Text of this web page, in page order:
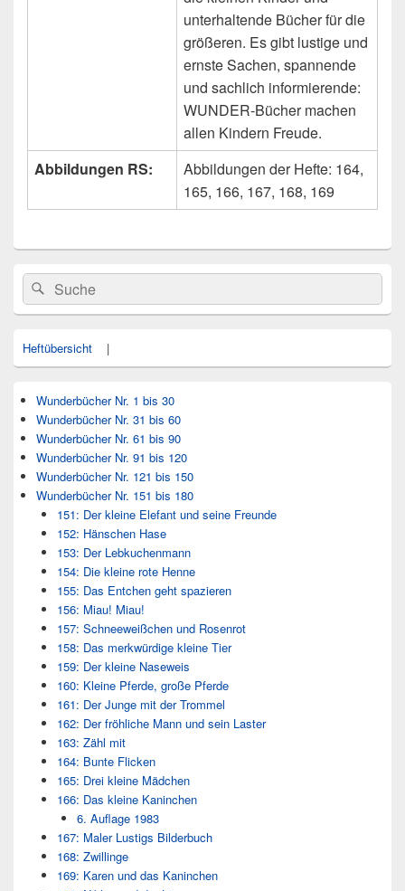
unterhaltende Bücher für die
größeren. Es gibt lustige und
ernste Sachen, spannende
und sachlich informierende:
WUNDER-Bücher machen
allen Kindern Freude.
Abbildungen RS:
Abbildungen der Hefte: 164,
165, 166, 167, 168, 169
Primärer
Seitenleisten
Widget-
Bereich
Search
for:
Suche
Heftübersicht |
Wunderbücher Nr. 1 bis 30
Wunderbücher Nr. 31 bis 60
Wunderbücher Nr. 61 bis 90
Wunderbücher Nr. 91 bis 120
Wunderbücher Nr. 121 bis 150
Wunderbücher Nr. 151 bis 180
151: Der kleine Elefant und seine Freunde
152: Hänschen Hase
153: Der Lebkuchenmann
154: Die kleine rote Henne
155: Das Entchen geht spazieren
156: Miau! Miau!
157: Schneeweißchen und Rosenrot
158: Das merkwürdige kleine Tier
159: Der kleine Naseweis
160: Kleine Pferde, große Pferde
161: Der Junge mit der Trommel
162: Der fröhliche Mann und sein Laster
163: Zähl mit
164: Bunte Flicken
165: Drei kleine Mädchen
166: Das kleine Kaninchen
6. Auflage 1983
167: Maler Lustigs Bilderbuch
168: Zwillinge
169: Karen und das Kaninchen